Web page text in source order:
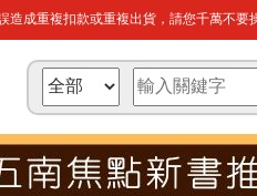
造成重複扣款或重複出貨，請您千萬不要